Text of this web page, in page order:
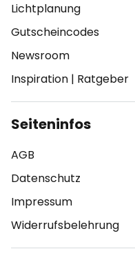
Lichtplanung
Gutscheincodes
Newsroom
Inspiration | Ratgeber
Seiteninfos
AGB
Datenschutz
Impressum
Widerrufsbelehrung